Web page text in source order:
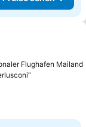
Flughafen Mailand